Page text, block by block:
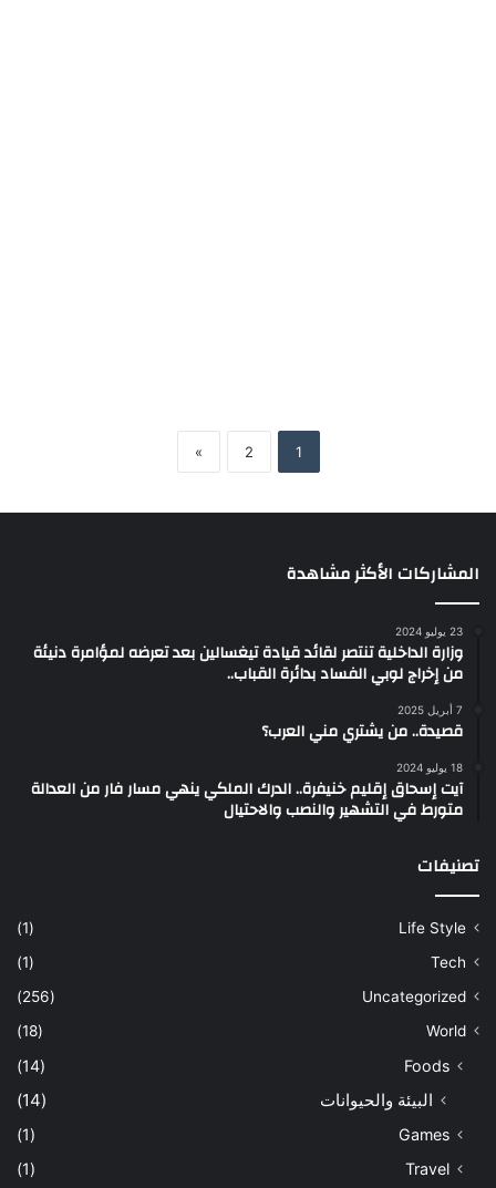
1
2
»
المشاركات الأكثر مشاهدة
23 يوليو 2024
وزارة الداخلية تنتصر لقائد قيادة تيغسالين بعد تعرضه لمؤامرة دنيئة
من إخراج لوبي الفساد بدائرة القباب..
7 أبريل 2025
قصيدة.. من يشتري مني العرب؟
18 يوليو 2024
آيت إسحاق إقليم خنيفرة.. الدرك الملكي ينهي مسار فار من العدالة
متورط في التشهير والنصب والاحتيال
تصنيفات
Life Style
(1)
Tech
(1)
Uncategorized
(256)
World
(18)
Foods
(14)
البيئة والحيوانات (14)
Games
(1)
Travel
(1)